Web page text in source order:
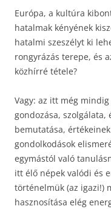
Európa, a kultúra
hatalmak kényének
hatalmi szeszélyt ki
rongyrázás terepe, és
közhírré tétele?
Vagy: az itt még
gondozása, szolgálata,
bemutatása,
gondolkodások
egymástól való
itt élő népek valódi és
történelmük (az igazi!)
hasznosítása elég